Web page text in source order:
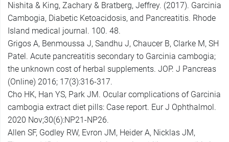
Nishita & King, Zachary & Bratberg, Jeffrey. (2017). Garcinia
Cambogia, Diabetic Ketoacidosis, and Pancreatitis. Rhode
Island medical journal. 100. 48.
Grigos A, Benmoussa J, Sandhu J, Chaucer B, Clarke M, SH
Patel. Acute pancreatitis secondary to Garcinia cambogia;
the unknown cost of herbal supplements. JOP. J Pancreas
(Online) 2016; 17(3):316-317.
Cho HK, Han YS, Park JM. Ocular complications of Garcinia
cambogia extract diet pills: Case report. Eur J Ophthalmol.
2020 Nov;30(6):NP21-NP26.
Allen SF, Godley RW, Evron JM, Heider A, Nicklas JM,